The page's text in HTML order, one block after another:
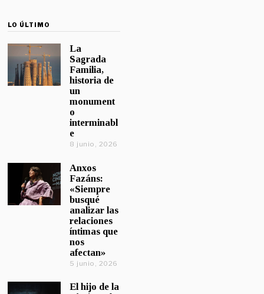
LO ÚLTIMO
La
Sagrada
Familia,
historia de
un
monument
o
interminabl
e
8 junio, 2026
Anxos
Fazáns:
«Siempre
busqué
analizar las
relaciones
íntimas que
nos
afectan»
5 junio, 2026
El hijo de la